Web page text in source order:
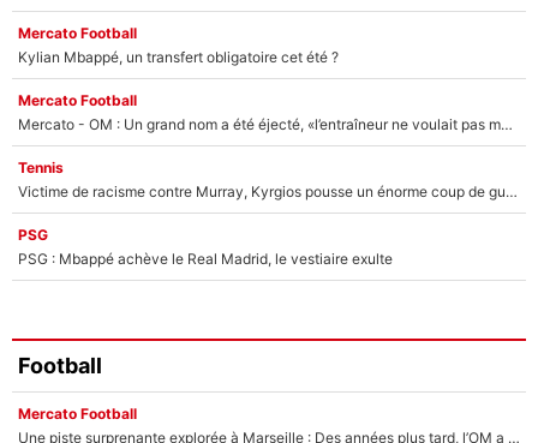
Mercato Football
Kylian Mbappé, un transfert obligatoire cet été ?
Mercato Football
Mercato - OM : Un grand nom a été éjecté, «l’entraîneur ne voulait pas me conserver»
Tennis
Victime de racisme contre Murray, Kyrgios pousse un énorme coup de gueule !
PSG
PSG : Mbappé achève le Real Madrid, le vestiaire exulte
Football
Mercato Football
Une piste surprenante explorée à Marseille : Des années plus tard, l’OM a tenté de faire revenir le joueur qui avait provoqué le départ d’André Villas-Boas !